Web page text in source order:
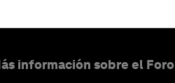
información sobre el Foro